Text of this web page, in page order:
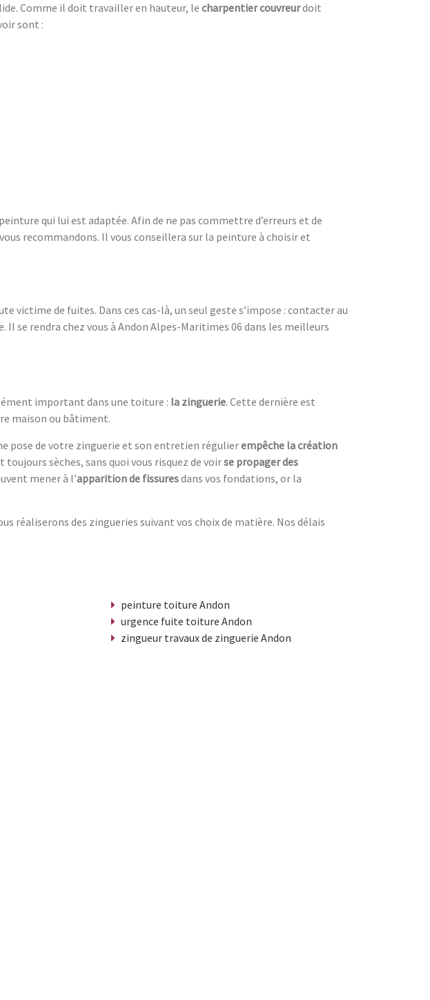
Comme il doit travailler en hauteur, le charpentier couvreurdoit
sont :
qui lui est adaptée. Afin de ne pas commettre d’erreurs et de
recommandons. Il vous conseillera sur la peinture à choisir et
victime de fuites. Dans ces cas-là, un seul geste s’impose : contacter au
se rendra chez vous à Andon Alpes-Maritimes 06 dans les meilleurs
important dans une toiture : la zinguerie. Cette dernière est
maison ou bâtiment.
pose de votre zinguerie et son entretien régulierempêche la création
sèches, sans quoi vous risquez de voirse propager des
mener à l’apparition de fissuresdans vos fondations, or la
réaliserons des zingueries suivant vos choix de matière. Nos délais
peinture toiture Andon
urgence fuite toiture Andon
zingueur travaux de zinguerie Andon